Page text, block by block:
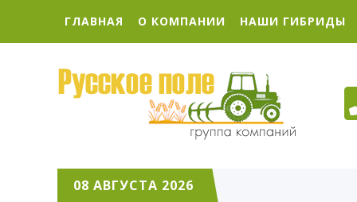
ГЛАВНАЯ О КОМПАНИИ НАШИ ГИБРИДЫ
08 АВГУСТА 2026